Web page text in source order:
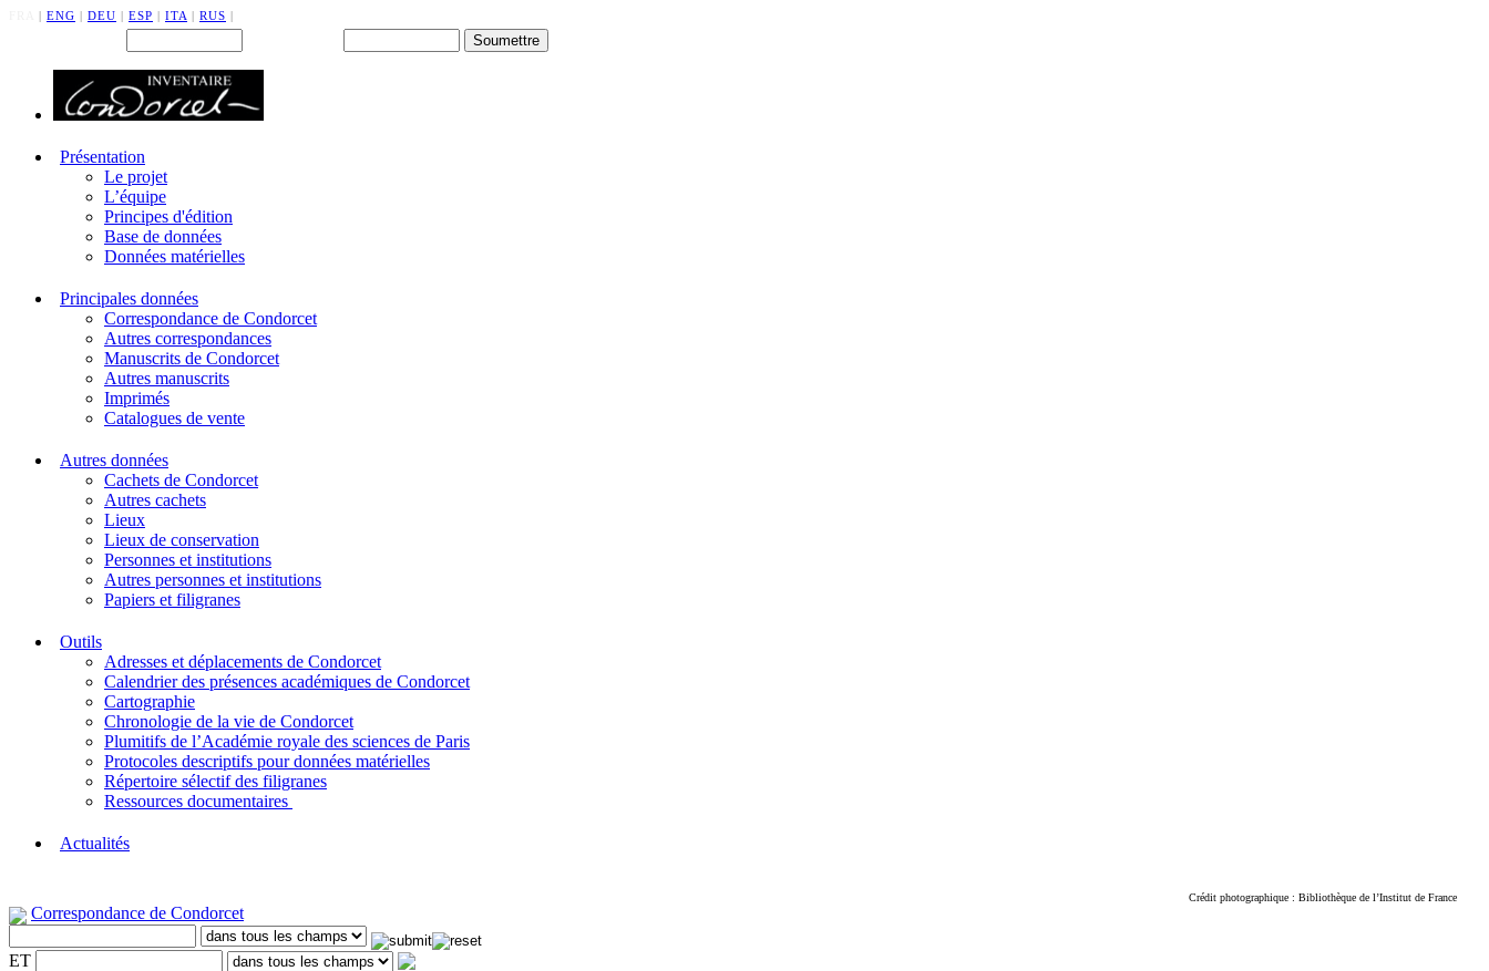
| ENG | DEU | ESP | ITA | RUS |
Présentation
Le projet
L’équipe
Principes d'édition
Base de données
Données matérielles
Principales données
Correspondance de Condorcet
Autres correspondances
Manuscrits de Condorcet
Autres manuscrits
Imprimés
Catalogues de vente
Autres données
Cachets de Condorcet
Autres cachets
Lieux
Lieux de conservation
Personnes et institutions
Autres personnes et institutions
Papiers et filigranes
Outils
Adresses et déplacements de Condorcet
Calendrier des présences académiques de Condorcet
Cartographie
Chronologie de la vie de Condorcet
Plumitifs de l’Académie royale des sciences de Paris
Protocoles descriptifs pour données matérielles
Répertoire sélectif des filigranes
Ressources documentaires
Actualités
Crédit photographique : Bibliothèque de l’Institut de France
Correspondance de Condorcet
ET